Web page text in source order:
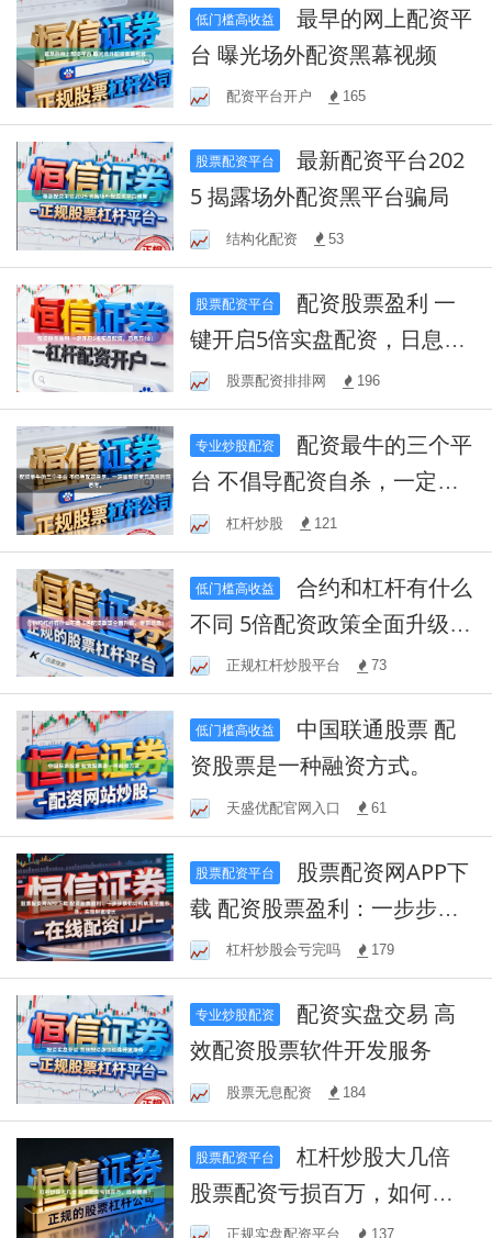
低门槛高收益
最早的网上配资平
台 曝光场外配资黑幕视频
配资平台开户 165
股票配资平台
最新配资平台202
5 揭露场外配资黑平台骗局
结构化配资 53
股票配资平台
键开启5倍实盘配资，日息万
18！股票配资排排网 196
专业炒股配资
台 不倡导配资自杀，一定量
配资更有风险防范思考。
杠杆炒股 121
低门槛高收益
合约和杠杆有什么
不同 5倍配资政策全面升级，
最新消息！
正规杠杆炒股平台 73
低门槛高收益
资股票是一种融资方式。
天盛优配官网入口 61
股票配资平台
载 配资股票盈利：一步步教
你如何精准把握市场，实现
财富增长
杠杆炒股会亏完吗 179
专业炒股配资
效配资股票软件开发服务
股票无息配资 184
股票配资平台
杠杆炒股大几倍
股票配资亏损百万，如何翻
身？正规实盘配资平台 137